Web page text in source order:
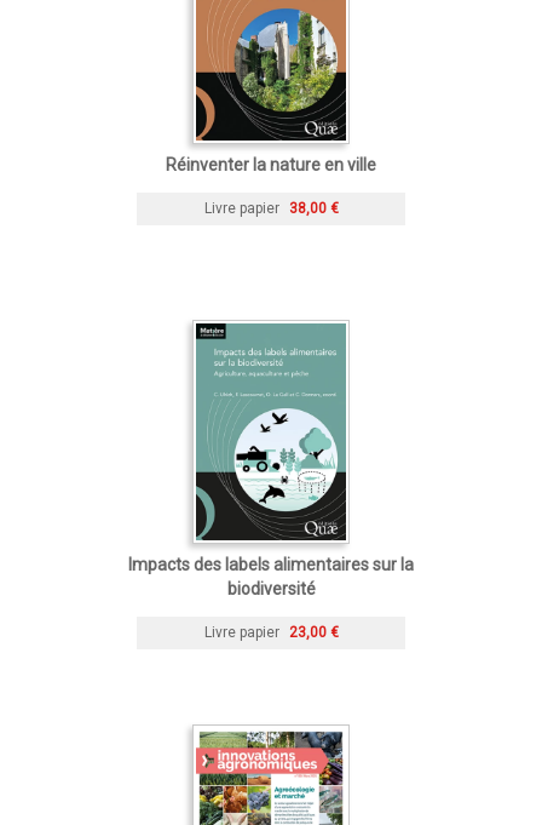
Réinventer la nature en ville
Livre papier 38,00 €
Impacts des labels alimentaires sur la
biodiversité
Livre papier 23,00 €